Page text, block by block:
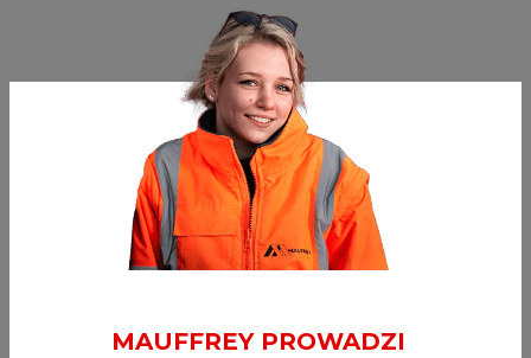
MAUFFREY PROWADZI